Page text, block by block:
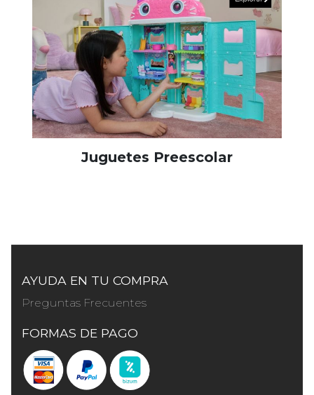
Juguetes Preescolar
AYUDA EN TU COMPRA
Preguntas Frecuentes
FORMAS DE PAGO